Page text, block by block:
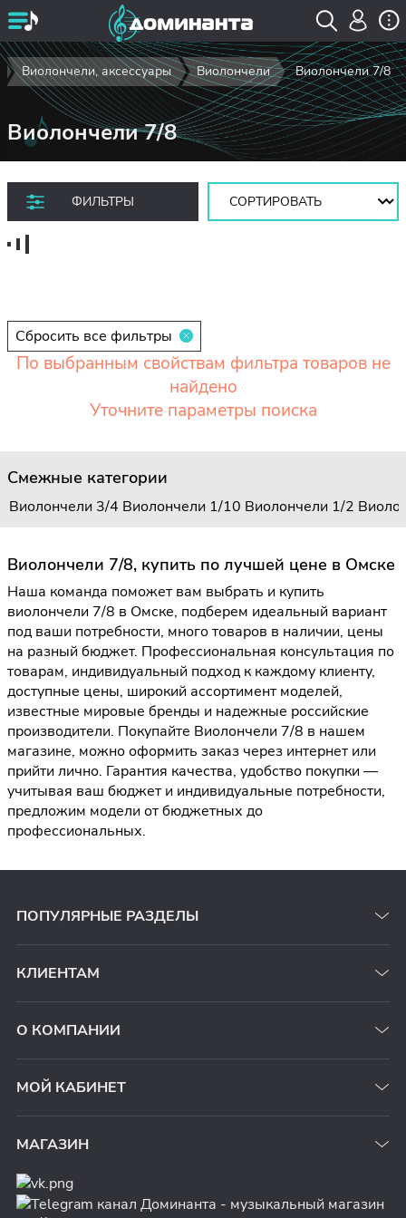
Виолончели, аксессуары Виолончели Виолончели 7/8
Виолончели 7/8
ФИЛЬТРЫ
Сортировать:
Сбросить все фильтры
По выбранным свойствам фильтра товаров не
найдено
Уточните параметры поиска
Смежные категории
Виолончели 3/4 Виолончели 1/10 Виолончели 1/2
Виолончели 7/8, купить по лучшей цене в Омске
Наша команда поможет вам выбрать и купить
виолончели 7/8 в Омске, подберем идеальный вариант
под ваши потребности, много товаров в наличии, цены
на разный бюджет. Профессиональная консультация по
товарам, индивидуальный подход к каждому клиенту,
доступные цены, широкий ассортимент моделей,
известные мировые бренды и надежные российские
производители. Покупайте Виолончели 7/8 в нашем
магазине, можно оформить заказ через интернет или
прийти лично. Гарантия качества, удобство покупки —
учитывая ваш бюджет и индивидуальные потребности,
предложим модели от бюджетных до
профессиональных.
ПОПУЛЯРНЫЕ РАЗДЕЛЫ
КЛИЕНТАМ
О КОМПАНИИ
МОЙ КАБИНЕТ
МАГАЗИН